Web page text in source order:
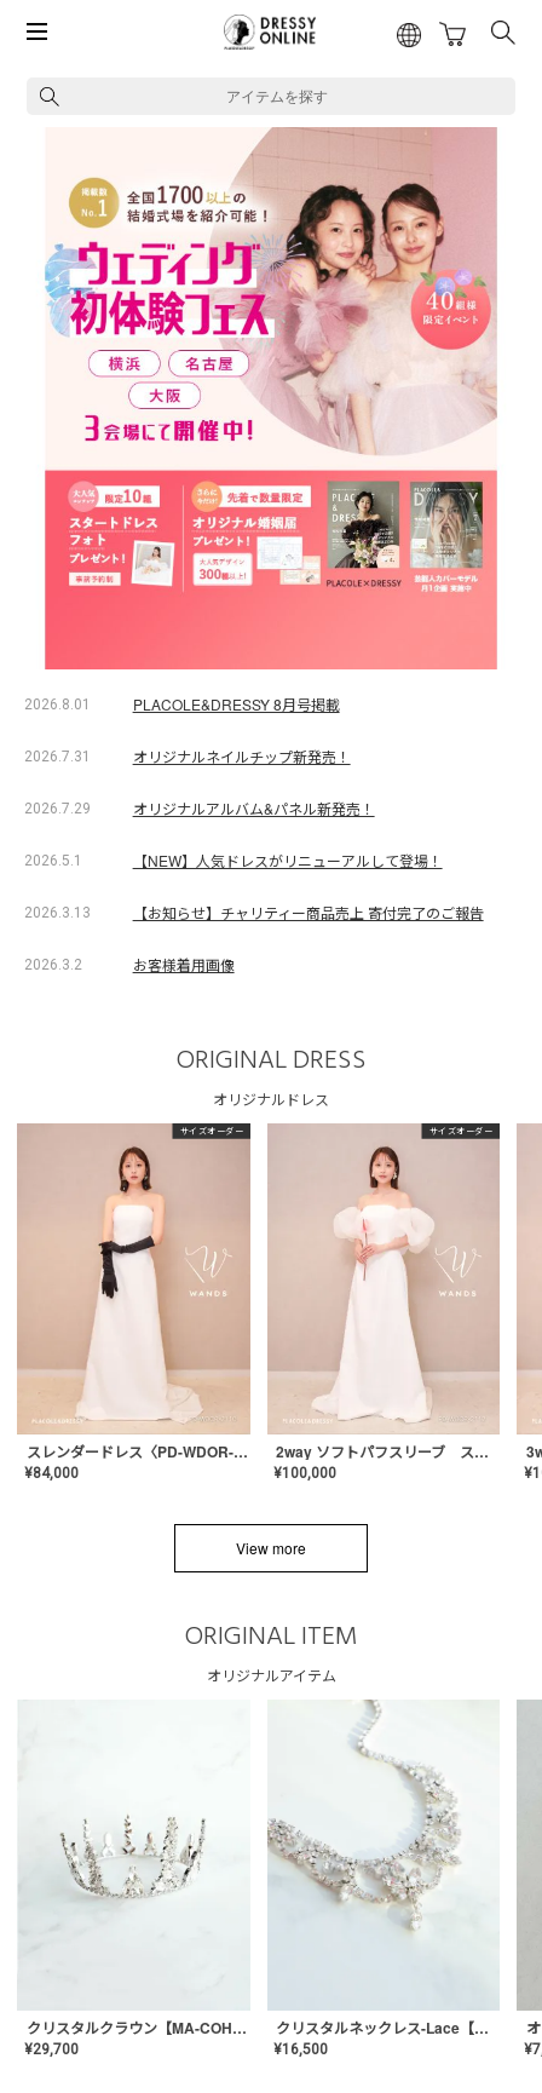
アイテムを探す
2026.8.01 PLACOLE&DRESSY 8月号掲載
2026.7.31 オリジナルネイルチップ新発売！
2026.7.29 オリジナルアルバム&パネル新発売！
2026.5.1 【NEW】人気ドレスがリニューアルして登場！
2026.3.13 【お知らせ】チャリティー商品売上 寄付完了のご報告
2026.3.2 お客様着用画像
ORIGINAL DRESS
オリジナルドレス
サイズオーダー
スレンダードレス〈PD-WDOR-2110〉
¥84,000
サイズオーダー
2way ソフトパフスリーブ スレンダードレス〈PD-WDOR-2112〉
¥100,000 ¥
View more
ORIGINAL ITEM
オリジナルアイテム
クリスタルクラウン【MA-COHD-01】韓国風クラウン/ウェディングクラウン/ティアラ
¥29,700
クリスタルネックレス-Lace【MA-CONL-02】
¥16,500 ¥